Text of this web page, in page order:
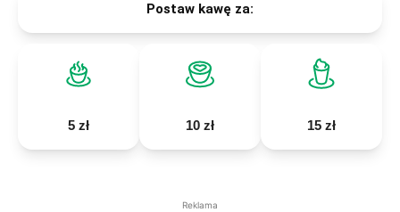
Postaw kawę za:
5 zł 10 zł 15 zł
Reklama